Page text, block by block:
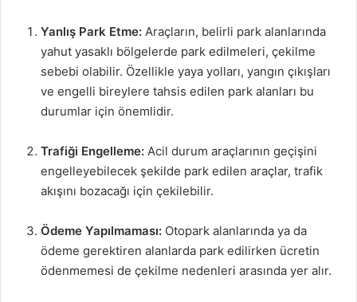
Yanlış Park Etme: Araçların, belirli park alanlarında
yahut yasaklı bölgelerde park edilmeleri, çekilme
sebebi olabilir. Özellikle yaya yolları, yangın çıkışları
ve engelli bireylere tahsis edilen park alanları bu
durumlar için önemlidir.
Trafiği Engelleme: Acil durum araçlarının geçişini
engelleyebilecek şekilde park edilen araçlar, trafik
akışını bozacağı için çekilebilir.
Ödeme Yapılmaması: Otopark alanlarında ya da
ödeme gerektiren alanlarda park edilirken ücretin
ödenmemesi de çekilme nedenleri arasında yer alır.